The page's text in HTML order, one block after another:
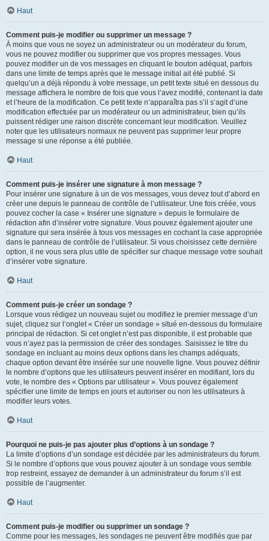
Haut
Comment puis-je modifier ou supprimer un message ?
À moins que vous ne soyez un administrateur ou un modérateur du forum,
vous ne pouvez modifier ou supprimer que vos propres messages. Vous
pouvez modifier un de vos messages en cliquant le bouton adéquat, parfois
dans une limite de temps après que le message initial ait été publié. Si
quelqu’un a déjà répondu à votre message, un petit texte situé en dessous du
message affichera le nombre de fois que vous l’avez modifié, contenant la date
et l’heure de la modification. Ce petit texte n’apparaîtra pas s’il s’agit d’une
modification effectuée par un modérateur ou un administrateur, bien qu’ils
puissent rédiger une raison discrète concernant leur modification. Veuillez
noter que les utilisateurs normaux ne peuvent pas supprimer leur propre
message si une réponse a été publiée.
Haut
Comment puis-je insérer une signature à mon message ?
Pour insérer une signature à un de vos messages, vous devez tout d’abord en
créer une depuis le panneau de contrôle de l’utilisateur. Une fois créée, vous
pouvez cocher la case « Insérer une signature » depuis le formulaire de
rédaction afin d’insérer votre signature. Vous pouvez également ajouter une
signature qui sera insérée à tous vos messages en cochant la case appropriée
dans le panneau de contrôle de l’utilisateur. Si vous choisissez cette dernière
option, il ne vous sera plus utile de spécifier sur chaque message votre souhait
d’insérer votre signature.
Haut
Comment puis-je créer un sondage ?
Lorsque vous rédigez un nouveau sujet ou modifiez le premier message d’un
sujet, cliquez sur l’onglet « Créer un sondage » situé en-dessous du formulaire
principal de rédaction. Si cet onglet n’est pas disponible, il est probable que
vous n’ayez pas la permission de créer des sondages. Saisissez le titre du
sondage en incluant au moins deux options dans les champs adéquats,
chaque option devant être insérée sur une nouvelle ligne. Vous pouvez définir
le nombre d’options que les utilisateurs peuvent insérer en modifiant, lors du
vote, le nombre des « Options par utilisateur ». Vous pouvez également
spécifier une limite de temps en jours et autoriser ou non les utilisateurs à
modifier leurs votes.
Haut
Pourquoi ne puis-je pas ajouter plus d’options à un sondage ?
La limite d’options d’un sondage est décidée par les administrateurs du forum.
Si le nombre d’options que vous pouvez ajouter à un sondage vous semble
trop restreint, essayez de demander à un administrateur du forum s’il est
possible de l’augmenter.
Haut
Comment puis-je modifier ou supprimer un sondage ?
Comme pour les messages, les sondages ne peuvent être modifiés que par